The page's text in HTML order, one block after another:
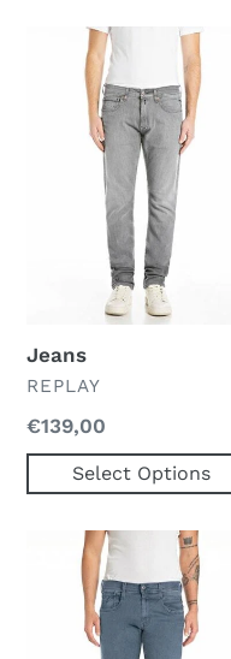
Jeans
VERKOPER
REPLAY
Normale
prijs
€139,00
Select Options
Jeans